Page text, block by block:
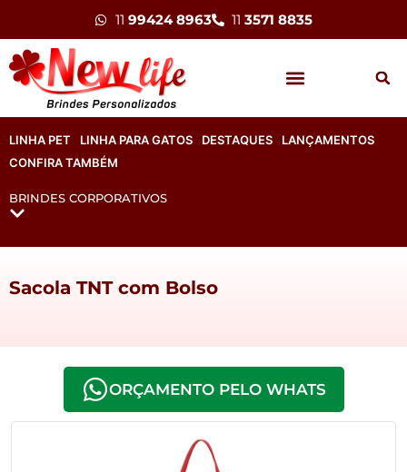
11 99424 8963 11 3571 8835
LINHA PET LINHA PARA GATOS DESTAQUES
LANÇAMENTOS
CONFIRA TAMBÉM
BRINDES CORPORATIVOS
Sacola TNT com Bolso
ORÇAMENTO PELO WHATS